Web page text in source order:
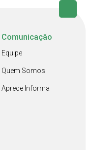
Comunicação
Equipe
Quem Somos
Aprece Informa